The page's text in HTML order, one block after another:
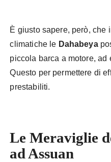
È giusto sapere, però, che
climatiche le Dahabeya
piccola barca a motore, ad
Questo per permettere di
prestabiliti.
Le Meraviglie
ad Assuan